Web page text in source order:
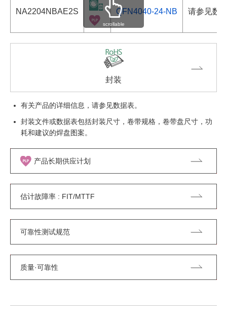
NA2204NBAE2S QFN4040-24-NB 请参见数
scrollable
封装
有关产品的详细信息，请参见数据表。
封装文件或数据表包括封装尺寸，卷带规格，卷带盘尺寸，功
耗和建议的焊盘图案。
产品长期供应计划
估计故障率 : FIT/MTTF
可靠性测试规范
质量·可靠性